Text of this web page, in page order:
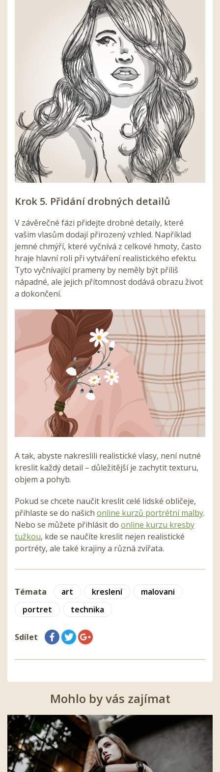
Krok 5. Přidání drobných detailů
V závěrečné fázi přidejte drobné detaily, které
vašim vlasům dodají přirozený vzhled. Například
jemné chmýří, které vyčnívá z celkové hmoty, často
hraje hlavní roli při vytváření realistického efektu.
Tyto vyčnívající prameny by neměly být příliš
nápadné, ale jejich přítomnost dodává obrazu život
a dokončení.
A tak, abyste nakreslili realistické vlasy, není nutné
kreslit každý detail – důležitější je zachytit texturu,
objem a pohyb.
Pokud se chcete naučit kreslit celé lidské obličeje,
přihlaste se do našich online kurzů portrétní malby.
Nebo se můžete přihlásit do online kurzu kresby
tužkou, kde se naučíte kreslit nejen realistické
portréty, ale také krajiny a různá zvířata.
Témata art kreslení
malovani
portret
technika
Sdílet
Mohlo by vás zajímat